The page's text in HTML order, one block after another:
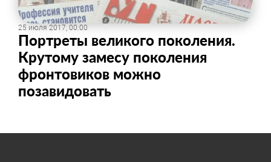
25 июля 2017, 00:00
Портреты великого поколения.
Крутому замесу поколения
фронтовиков можно
позавидовать